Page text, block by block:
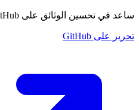
ساعد في تحسين الوثائق على GitHub.
تحرير على GitHub